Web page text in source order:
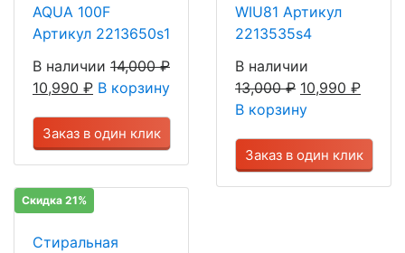
AQUA 100F
Артикул 2213650s1
В наличии 14,000₽
10,990 ₽ В корзину
Заказ в один клик
WIU81 Артикул
2213535s4
В наличии
13,000₽ 10,990 ₽
В корзину
Заказ в один клик
Скидка 21%
Стиральная